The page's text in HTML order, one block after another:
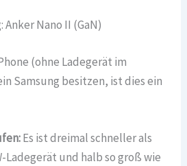
Nano II (GaN)
(ohne Ladegerät im
Samsung besitzen, ist dies ein
Es ist dreimal schneller als
Ladegerät und halb so groß wie